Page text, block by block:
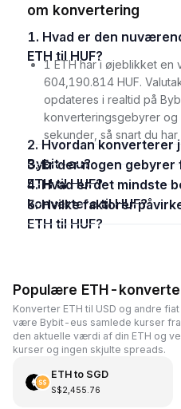
om konvertering
1. Hvad er den nuværende valutakurs fra
ETH til HUF?
1 ETH har i øjeblikket en
604,190.814 HUF.
opdateres i realtid på
konverteringsgebyrer og
sekunder, så snart du
2. Hvordan konverterer jeg ETH til HUF på
Bybit-eu?
3. Er der nogen gebyrer for at konvertere
ETH til HUF?
4. Hvad er det mindste beløb af ETH, jeg kan
konvertere til HUF?
5. Hvilke faktorer påvirker valutakursen fra
ETH til HUF?
Populære ETH-
Konverter ETH til USD og andre
være Bybit-eus samlede kurser
den aktuelle værdi af din ETH og
kurser og ingen skjulte spreads.
ETHto SGD
S$2,455.76